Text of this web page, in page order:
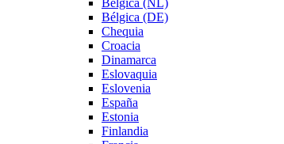
Bélgica (NL)
Bélgica (DE)
Chequia
Croacia
Dinamarca
Eslovaquia
Eslovenia
España
Estonia
Finlandia